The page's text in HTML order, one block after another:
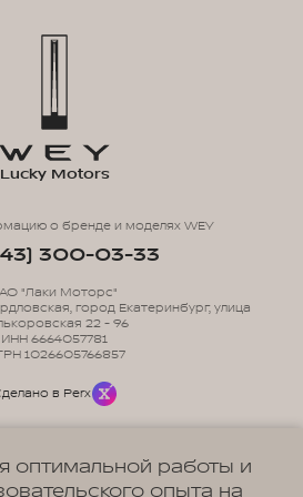
Lucky Motors
о бренде и моделях WEY
300-03-33
"Лаки Моторс"
город Екатеринбург, улица
22 - 96
ИНН 6664057781
1026605766857
в Perx
оптимальной работы и
опыта на